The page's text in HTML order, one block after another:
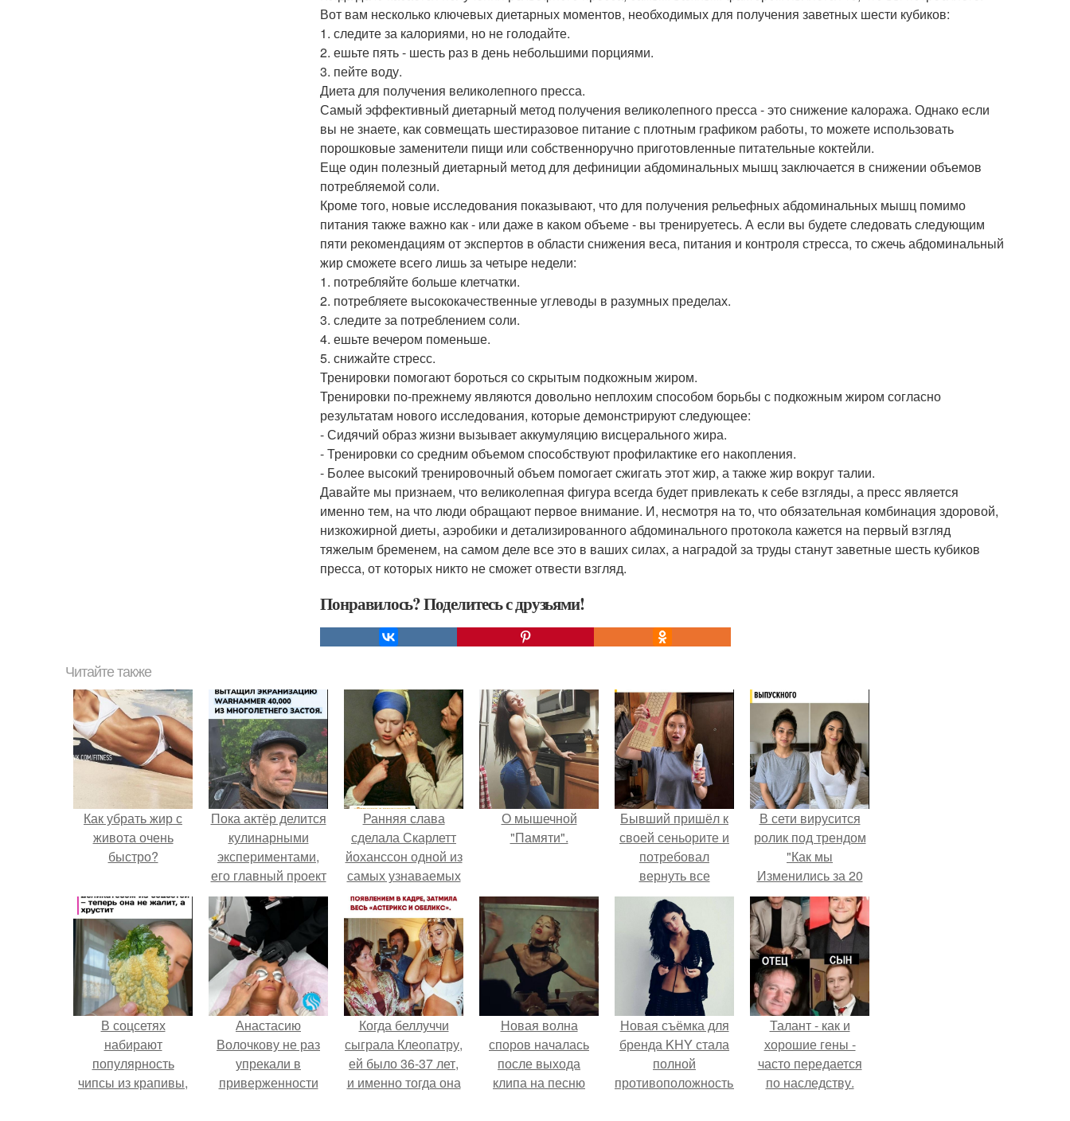
Вот вам несколько ключевых диетарных моментов, необходимых для получения заветных шести кубиков:
1. следите за калориями, но не голодайте.
2. ешьте пять - шесть раз в день небольшими порциями.
3. пейте воду.
Диета для получения великолепного пресса.
Самый эффективный диетарный метод получения великолепного пресса - это снижение калоража. Однако если
вы не знаете, как совмещать шестиразовое питание с плотным графиком работы, то можете использовать
порошковые заменители пищи или собственноручно приготовленные питательные коктейли.
Еще один полезный диетарный метод для дефиниции абдоминальных мышц заключается в снижении объемов
потребляемой соли.
Кроме того, новые исследования показывают, что для получения рельефных абдоминальных мышц помимо
питания также важно как - или даже в каком объеме - вы тренируетесь. А если вы будете следовать следующим
пяти рекомендациям от экспертов в области снижения веса, питания и контроля стресса, то сжечь абдоминальный
жир сможете всего лишь за четыре недели:
1. потребляйте больше клетчатки.
2. потребляете высококачественные углеводы в разумных пределах.
3. следите за потреблением соли.
4. ешьте вечером поменьше.
5. снижайте стресс.
Тренировки помогают бороться со скрытым подкожным жиром.
Тренировки по-прежнему являются довольно неплохим способом борьбы с подкожным жиром согласно
результатам нового исследования, которые демонстрируют следующее:
- Сидячий образ жизни вызывает аккумуляцию висцерального жира.
- Тренировки со средним объемом способствуют профилактике его накопления.
- Более высокий тренировочный объем помогает сжигать этот жир, а также жир вокруг талии.
Давайте мы признаем, что великолепная фигура всегда будет привлекать к себе взгляды, а пресс является
именно тем, на что люди обращают первое внимание. И, несмотря на то, что обязательная комбинация здоровой,
низкожирной диеты, аэробики и детализированного абдоминального протокола кажется на первый взгляд
тяжелым бременем, на самом деле все это в ваших силах, а наградой за труды станут заветные шесть кубиков
пресса, от которых никто не сможет отвести взгляд.
Понравилось? Поделитесь с друзьями!
Читайте также
Как убрать жир с
живота очень
быстро?
Пока актёр делится
кулинарными
экспериментами,
его главный проект
сделал серьёзный
шаг вперёд.
Ранняя слава
сделала Скарлетт
йоханссон одной из
самых узнаваемых
актрис голливуда,
но за глянцевым
фасадом
скрывалась
огромная
неуверенность.
О мышечной
"Памяти".
Бывший пришёл к
своей сеньорите и
потребовал
вернуть все
подарки.
В сети вирусится
ролик под трендом
"Как мы
Изменились за 20
лет".
В соцсетях
набирают
популярность
чипсы из крапивы,
Анастасию
Волочкову не раз
упрекали в
приверженности
Когда беллуччи
сыграла Клеопатру,
ей было 36-37 лет,
и именно тогда она
Новая волна
споров началась
после выхода
клипа на песню
Новая съёмка для
бренда KHY стала
полной
противоположностью
Талант - как и
хорошие гены -
часто передается
по наследству.